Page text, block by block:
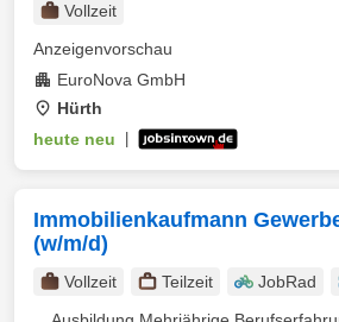
Vollzeit
Anzeigenvorschau
EuroNova GmbH
Hürth
heute neu
Immobilienkaufmann
(w/m/d)
Vollzeit Teilzeit JobRad